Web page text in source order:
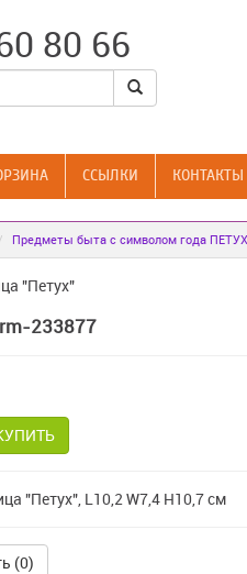
80 66
CСЫЛКИ КОНТАКТЫ
Предметы быта с символом года ПЕТУХ
"Петух"
rm-233877
"Петух", L10,2 W7,4 H10,7 см
(0)